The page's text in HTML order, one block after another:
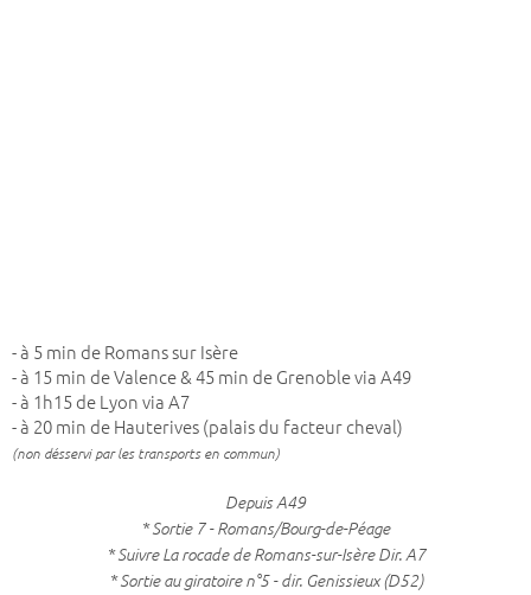
- à 5 min de Romans sur Isère
- à 15 min de Valence & 45 min de Grenoble via A49
- à 1h15 de Lyon via A7
- à 20 min de Hauterives (palais du facteur cheval)
(non désservi par les transports en commun)
Depuis A49
* Sortie 7 - Romans/Bourg-de-Péage
* Suivre La rocade de Romans-sur-Isère Dir. A7
* Sortie au giratoire n°5 - dir. Genissieux (D52)